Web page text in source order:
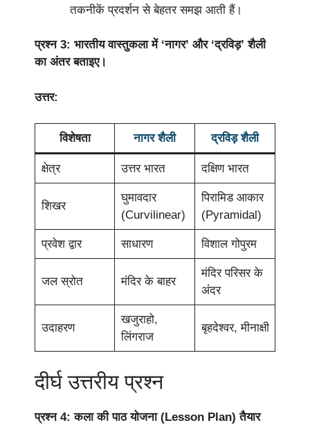
तकनीकें प्रदर्शन से बेहतर समझ आती हैं।
प्रश्न 3: भारतीय वास्तुकला में ‘नागर’ और ‘द्रविड़’ शैली
का अंतर बताइए।
उत्तर:
विशेषता नागर शैली द्रविड़ शैली
क्षेत्र उत्तर भारत दक्षिण भारत
शिखर
घुमावदार
(Curvilinear)
पिरामिड आकार
(Pyramidal)
प्रवेश द्वार साधारण विशाल गोपुरम
जल स्रोत मंदिर के बाहर
मंदिर परिसर के
अंदर
उदाहरण
खजुराहो,
लिंगराज
बृहदेश्वर, मीनाक्षी
दीर्घ उत्तरीय प्रश्न
प्रश्न 4: कला की पाठ योजना (Lesson Plan) तैयार